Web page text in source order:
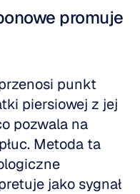
promuje
punkt
piersiowej z jej
pozwala na
Metoda ta
jako sygnał